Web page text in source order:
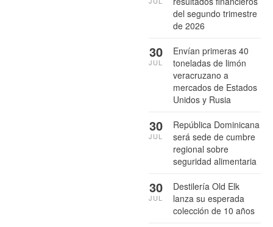
del segundo trimestre
de 2026
Envían primeras 40
toneladas de limón
veracruzano a
mercados de Estados
Unidos y Rusia
30
JUL
República Dominicana
será sede de cumbre
regional sobre
seguridad alimentaria
30
JUL
Destilería Old Elk
lanza su esperada
colección de 10 años
30
JUL